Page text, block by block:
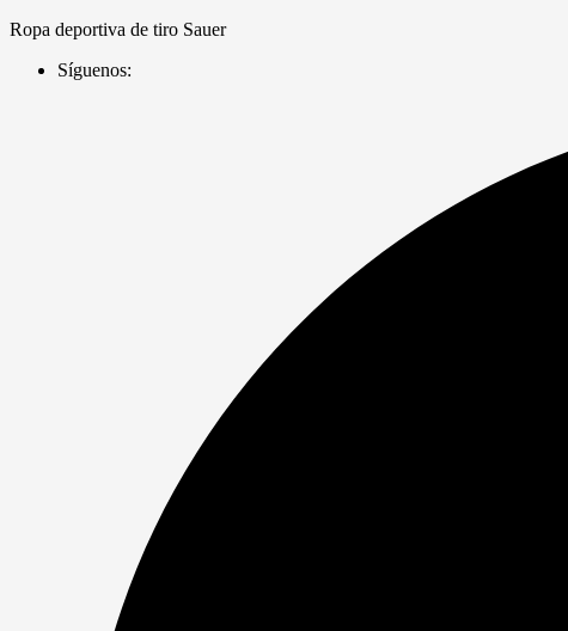
Saltar
contenido
Ropa deportiva de tiro Sauer
Síguenos: